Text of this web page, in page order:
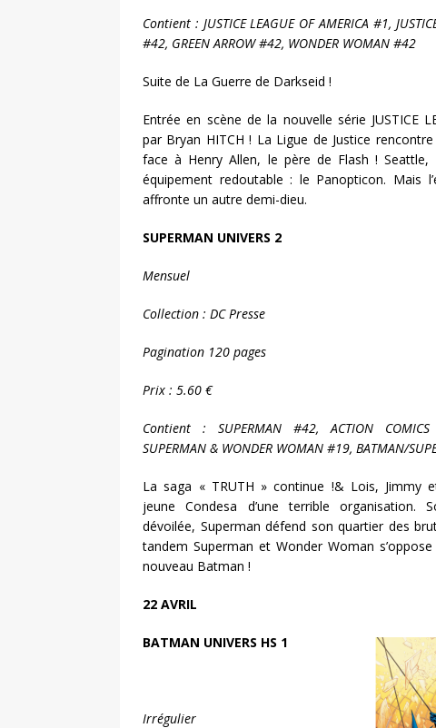
Contient : JUSTICE LEAGUE OF AMERICA #1,
#42, GREEN ARROW #42, WONDER WOMAN #42
Suite de La Guerre de Darkseid !
Entrée en scène de la nouvelle série JUSTICE
par Bryan HITCH ! La Ligue de Justice
face à Henry Allen, le père de Flash !
équipement redoutable : le Panopticon. Mais
affronte un autre demi-dieu.
SUPERMAN UNIVERS 2
Mensuel
Collection : DC Presse
Pagination 120 pages
Prix : 5.60 €
Contient : SUPERMAN #42, ACTION
SUPERMAN & WONDER WOMAN #19, BATMAN/
La saga « TRUTH » continue !& Lois, Jimmy
jeune Condesa d’une terrible organisation.
dévoilée, Superman défend son quartier des
tandem Superman et Wonder Woman
nouveau Batman !
22 AVRIL
BATMAN UNIVERS HS 1
Irrégulier